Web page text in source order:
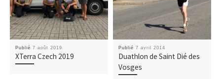
Publié 7 août 2019
XTerra Czech 2019
Publié 7 avril 2014
Duathlon de Saint Dié des
Vosges